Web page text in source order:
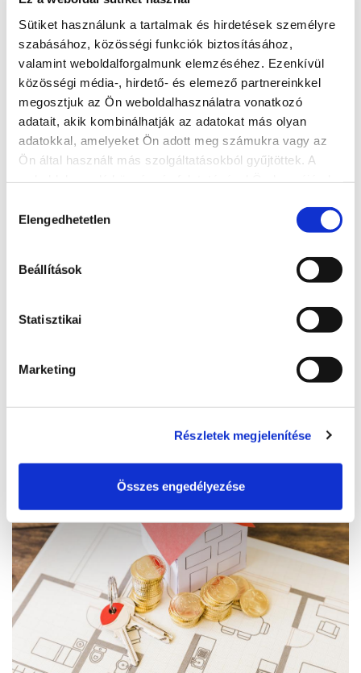
Sütiket használunk a tartalmak és hirdetések személyre
szabásához, közösségi funkciók biztosításához,
valamint weboldalforgalmunk elemzéséhez. Ezenkívül
közösségi média-, hirdető- és elemező partnereinkkel
megosztjuk az Ön weboldalhasználatra vonatkozó
adatait, akik kombinálhatják az adatokat más olyan
adatokkal, amelyeket Ön adott meg számukra vagy az
Ön által használt más szolgáltatásokból gyűjtöttek. A
kiválasztása
Elengedhetetlen
Beállítások
Statisztikai
Marketing
Részletek megjelenítése
Összes engedélyezése
További hírek; fontos információk
2021-ben visszatér az ősz egyik legnagyobb balatoni gasztrorendezvénye, a
minőségi kézműves termékek várnak a család minden tagjára!